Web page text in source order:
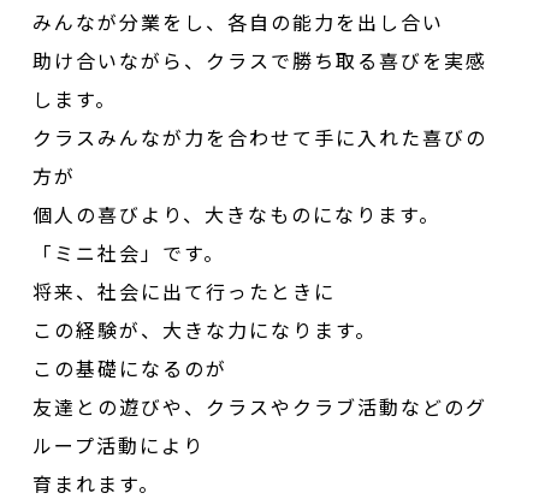
みんなが分業をし、各自の能力を出し合い
助け合いながら、クラスで勝ち取る喜びを実感
します。
クラスみんなが力を合わせて手に入れた喜びの
方が
個人の喜びより、大きなものになります。
「ミニ社会」です。
将来、社会に出て行ったときに
この経験が、大きな力になります。
この基礎になるのが
友達との遊びや、クラスやクラブ活動などのグ
ループ活動により
育まれます。